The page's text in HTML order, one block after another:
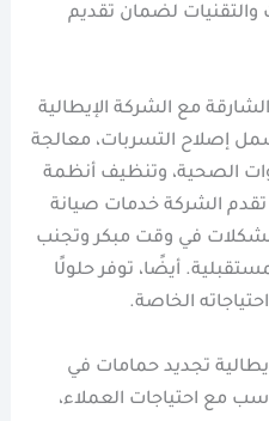
لضمان تقديم
مع الشركة الإيطالية
إصلاح التسربات، معالجة
الصحية، وتنظيف أنظمة
الشركة خدمات صيانة
في وقت مبكر وتجنب
أيضًا، توفر حلولًا
الخاصة.
تجديد حمامات في
مع احتياجات العملاء،